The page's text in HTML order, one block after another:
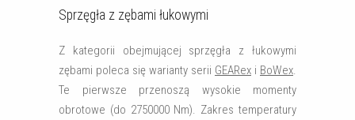
Sprzęgła z zębami łukowymi
Z kategorii obejmującej sprzęgła z łukowymi
zębami poleca się warianty serii GEARex i BoWex.
Te pierwsze przenoszą wysokie momenty
obrotowe (do 2750000 Nm). Zakres temperatury